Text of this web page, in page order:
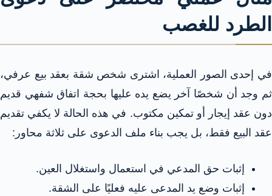
الطرد للغصب
في إحدى الصور العملية، اشترى شخص شقة بعقد بيع عرفي،
ثم وجد أن شخصًا آخر يضع يده عليها بحجة اتفاق شفهي قديم
دون عقد إيجار أو تمكين مكتوب. في هذه الحالة لا يكفي تقديم
عقد البيع فقط، بل يجب بناء ملف الدعوى على ثلاثة محاور:
إثبات حق المدعي في استعمال واستغلال العين.
إثبات وضع يد المدعى عليه فعليًا على الشقة.